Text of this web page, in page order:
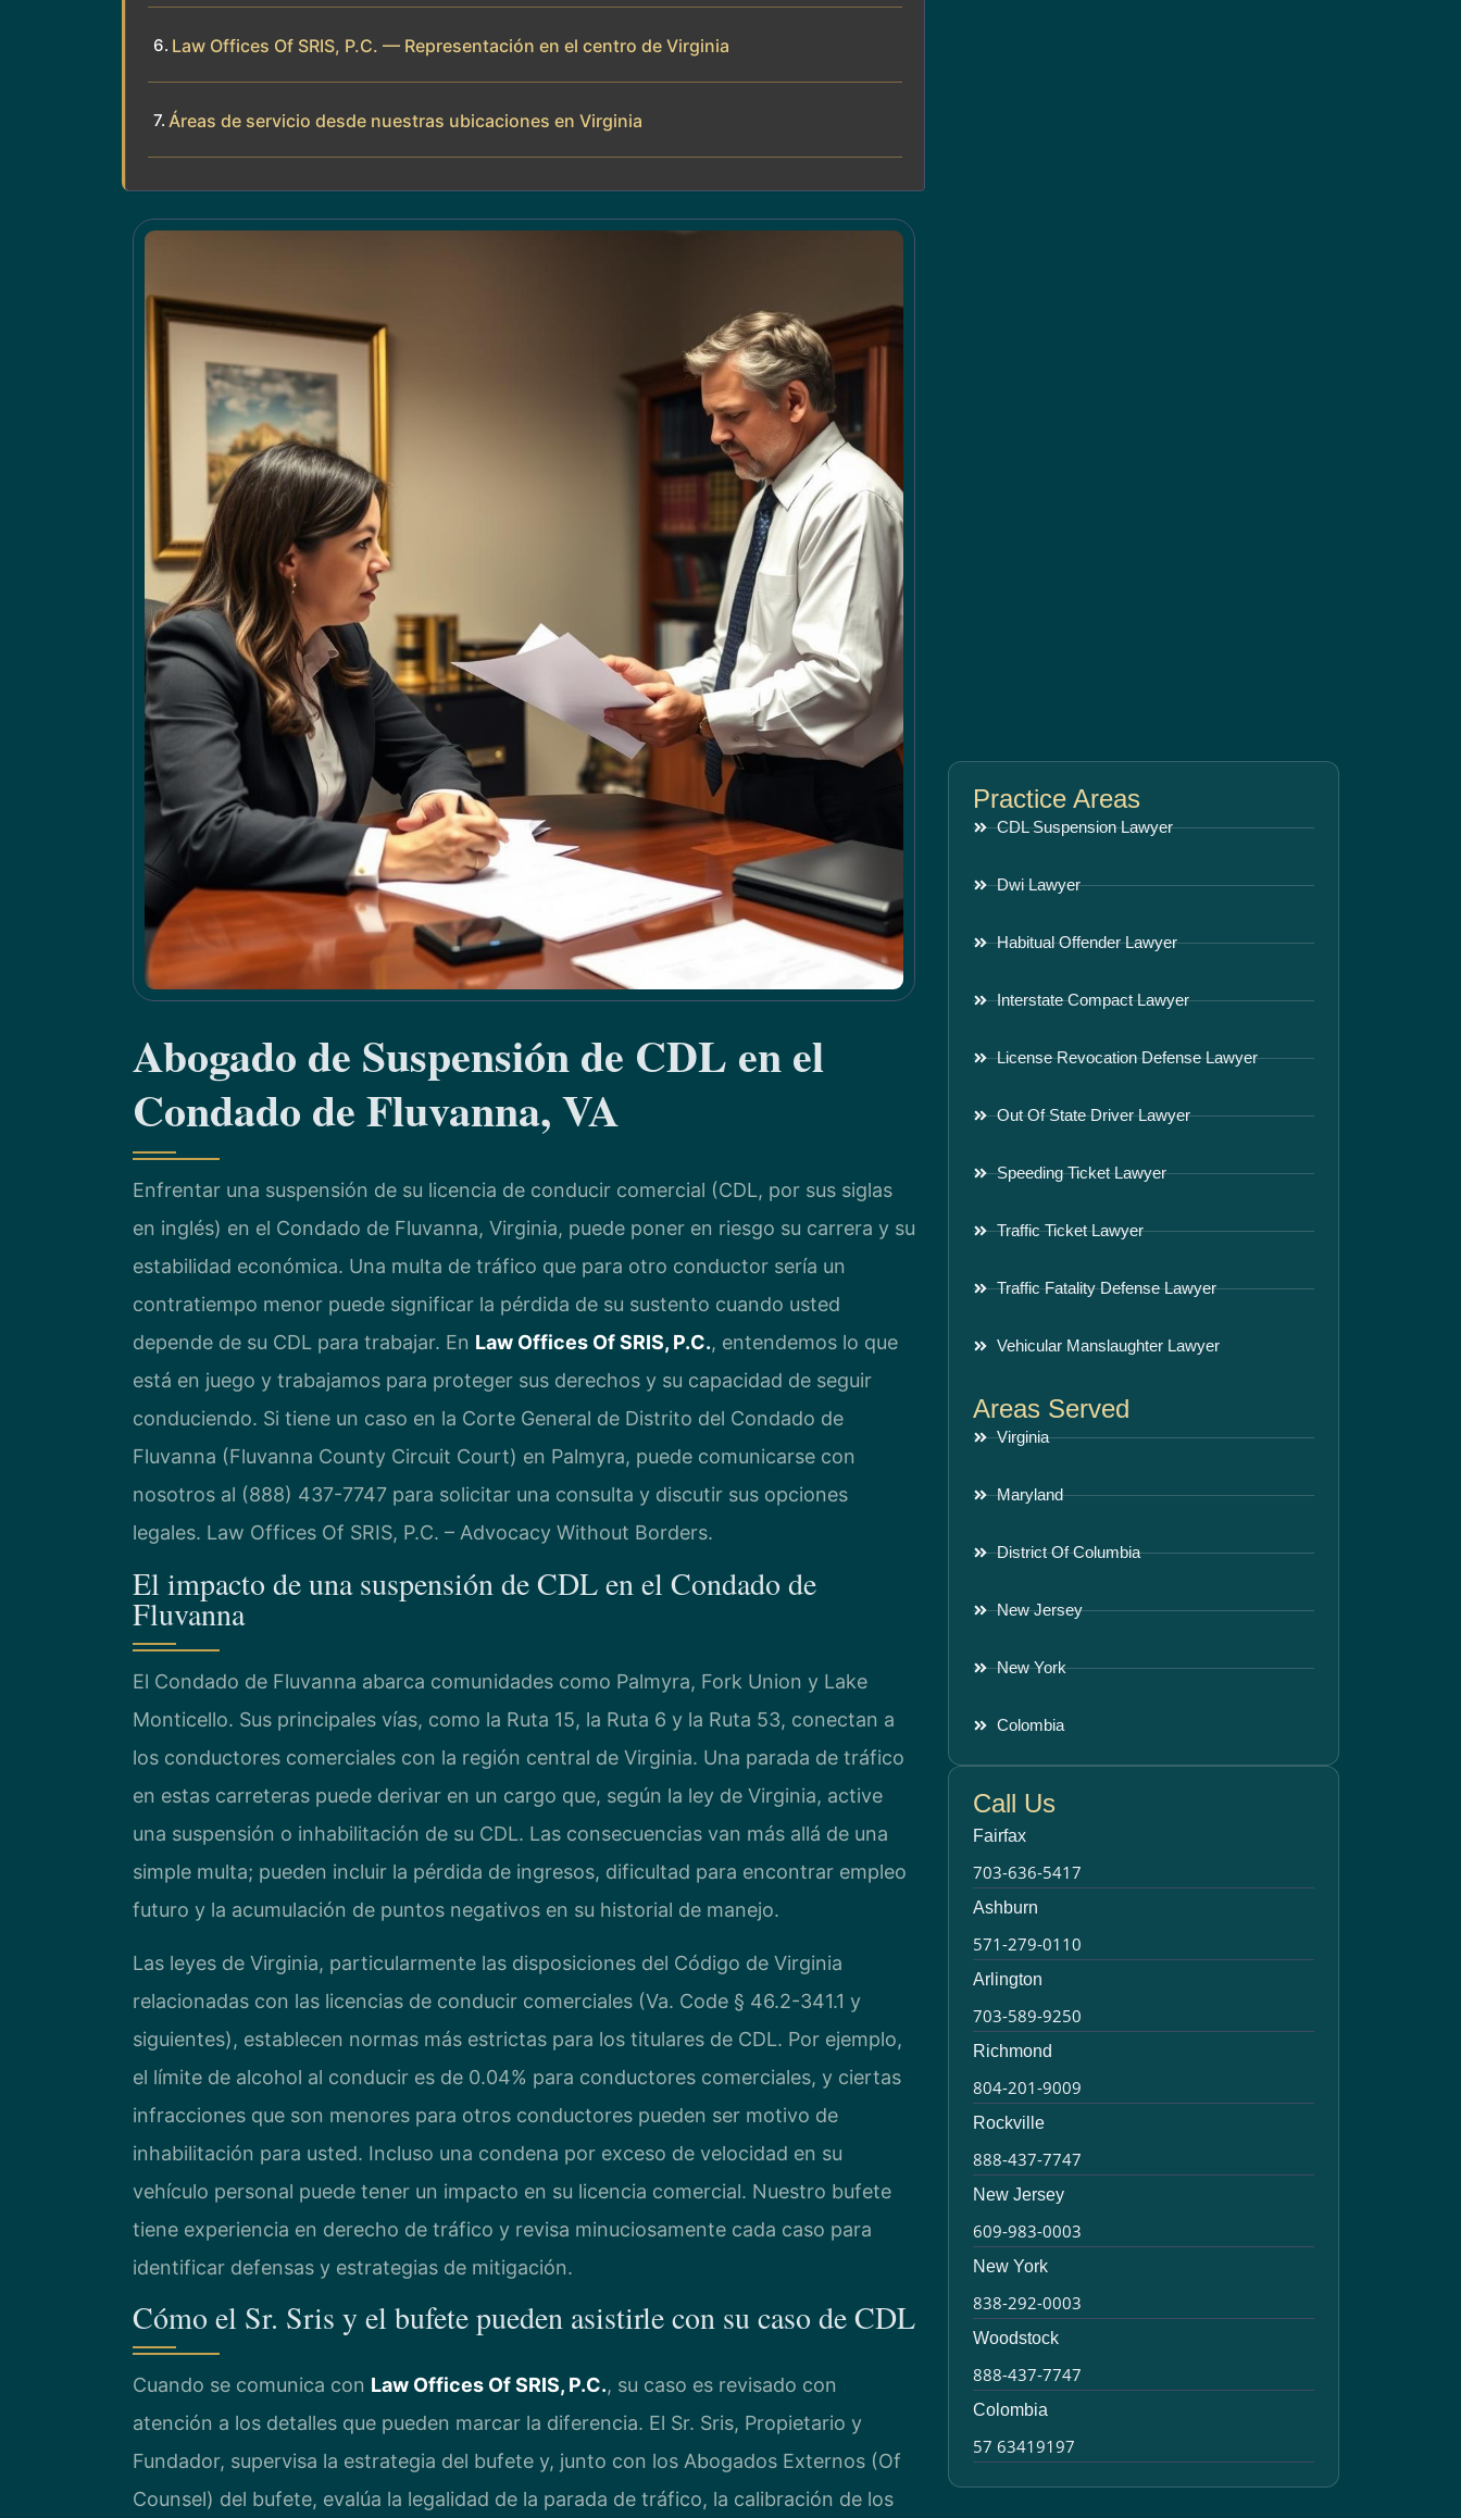
Law Offices Of SRIS, P.C. — Representación en el centro de Virginia
Áreas de servicio desde nuestras ubicaciones en Virginia
Abogado de Suspensión de CDL en el
Condado de Fluvanna, VA
Enfrentar una suspensión de su licencia de conducir comercial (CDL, por sus siglas
en inglés) en el Condado de Fluvanna, Virginia, puede poner en riesgo su carrera y su
estabilidad económica. Una multa de tráfico que para otro conductor sería un
contratiempo menor puede significar la pérdida de su sustento cuando usted
depende de su CDL para trabajar. En Law Offices Of SRIS, P.C., entendemos lo que
está en juego y trabajamos para proteger sus derechos y su capacidad de seguir
conduciendo. Si tiene un caso en la Corte General de Distrito del Condado de
Fluvanna (Fluvanna County Circuit Court) en Palmyra, puede comunicarse con
nosotros al (888) 437-7747 para solicitar una consulta y discutir sus opciones
legales. Law Offices Of SRIS, P.C. – Advocacy Without Borders.
El impacto de una suspensión de CDL en el Condado de
Fluvanna
El Condado de Fluvanna abarca comunidades como Palmyra, Fork Union y Lake
Monticello. Sus principales vías, como la Ruta 15, la Ruta 6 y la Ruta 53, conectan a
los conductores comerciales con la región central de Virginia. Una parada de tráfico
en estas carreteras puede derivar en un cargo que, según la ley de Virginia, active
una suspensión o inhabilitación de su CDL. Las consecuencias van más allá de una
simple multa; pueden incluir la pérdida de ingresos, dificultad para encontrar empleo
futuro y la acumulación de puntos negativos en su historial de manejo.
Las leyes de Virginia, particularmente las disposiciones del Código de Virginia
relacionadas con las licencias de conducir comerciales (Va. Code § 46.2-341.1 y
siguientes), establecen normas más estrictas para los titulares de CDL. Por ejemplo,
el límite de alcohol al conducir es de 0.04% para conductores comerciales, y ciertas
infracciones que son menores para otros conductores pueden ser motivo de
inhabilitación para usted. Incluso una condena por exceso de velocidad en su
vehículo personal puede tener un impacto en su licencia comercial. Nuestro bufete
tiene experiencia en derecho de tráfico y revisa minuciosamente cada caso para
identificar defensas y estrategias de mitigación.
Cómo el Sr. Sris y el bufete pueden asistirle con su caso de CDL
Cuando se comunica con Law Offices Of SRIS, P.C., su caso es revisado con
atención a los detalles que pueden marcar la diferencia. El Sr. Sris, Propietario y
Fundador, supervisa la estrategia del bufete y, junto con los Abogados Externos (Of
Counsel) del bufete, evalúa la legalidad de la parada de tráfico, la calibración de los
Practice Areas
CDL Suspension Lawyer
Dwi Lawyer
Habitual Offender Lawyer
Interstate Compact Lawyer
License Revocation Defense Lawyer
Out Of State Driver Lawyer
Speeding Ticket Lawyer
Traffic Ticket Lawyer
Traffic Fatality Defense Lawyer
Vehicular Manslaughter Lawyer
Areas Served
Virginia
Maryland
District Of Columbia
New Jersey
New York
Colombia
Call Us
Fairfax
703-636-5417
Ashburn
571-279-0110
Arlington
703-589-9250
Richmond
804-201-9009
Rockville
888-437-7747
New Jersey
609-983-0003
New York
838-292-0003
Woodstock
888-437-7747
Colombia
57 63419197